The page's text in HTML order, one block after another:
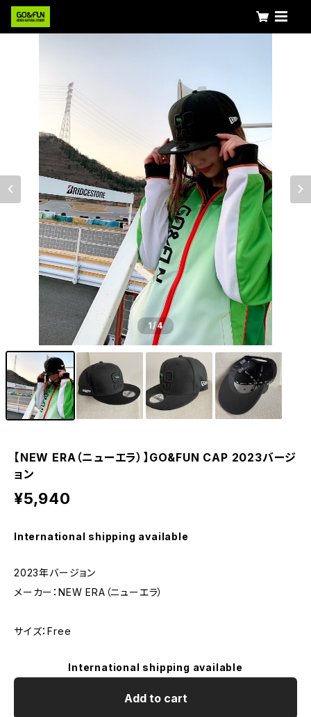
1/4
【NEW ERA（ニューエラ）】GO&FUN CAP 2023バージ
ョン
¥5,940
International shipping available
2023年バージョン
メーカー：NEW ERA（ニューエラ）
サイズ：Free
International shipping available
Add to cart